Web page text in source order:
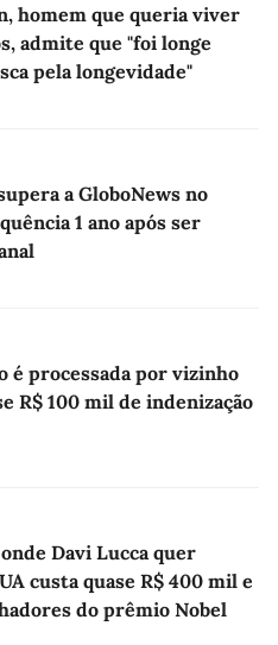
homem que queria viver
admite que "foi longe
pela longevidade"
a GloboNews no
1 ano após ser
é processada por vizinho
R$ 100 mil de indenização
Davi Lucca quer
custa quase R$ 400 mil e
do prêmio Nobel